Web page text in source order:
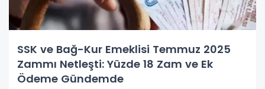
SSK ve Bağ-Kur Emeklisi Temmuz 2025
Zammı Netleşti: Yüzde 18 Zam ve Ek
Ödeme Gündemde